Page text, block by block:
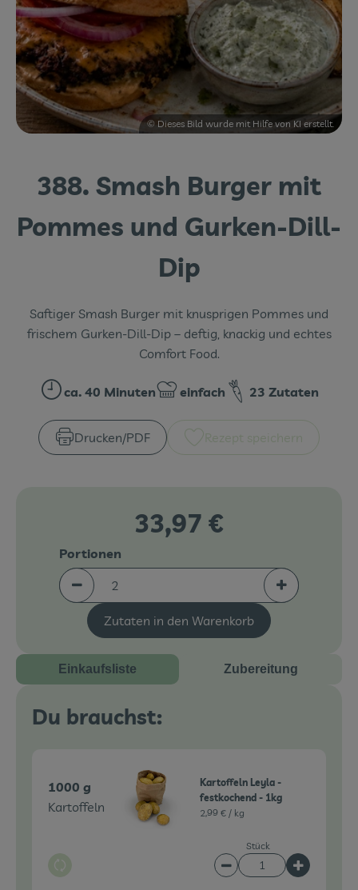
Themenwelten
Obst & Gemüse
Frischetheke
Vorratskammer
Getränke
Service
Veranstaltungen
Blog
© Dieses Bild wurde mit Hilfe von KI erstellt.
388. Smash Burger mit
Pommes und Gurken-Dill-
Dip
Saftiger Smash Burger mit knusprigen Pommes und
frischem Gurken-Dill-Dip – deftig, knackig und echtes
Comfort Food.
Zubreitungszeit:
ca. 40 Minuten
Schwierigkeit:
einfach 23 Zutaten
Drucken​/​PDF Rezept speichern
33,97 €
Portionen verringern (aktuell 2 Portionen
Portionen
Portionen
Zutaten in den Warenkorb
Einkaufsliste Zubereitung
Du brauchst:
1000 g
Kartoffeln
Auswahl ändern
Kartoffeln Leyla -
festkochend - 1kg
2,99 € / kg
Stück
Artikelanzahl